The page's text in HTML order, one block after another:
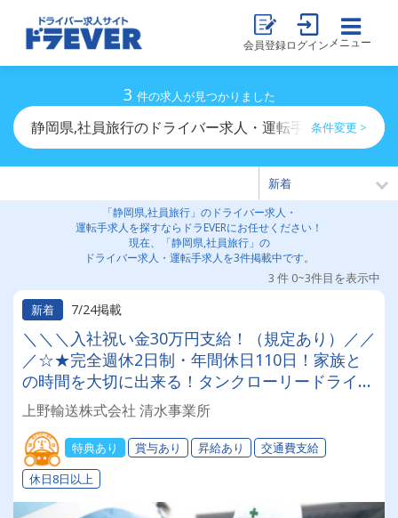
会員登録ログイン メニュー
3 件の求人が見つかりました
静岡県,社員旅行のドライバー求人・運転手求人一覧
条件変更 >
「静岡県,社員旅行」のドライバー求人・
運転手求人を探すならドラEVERにお任せください！
現在、「静岡県,社員旅行」の
ドライバー求人・運転手求人を3件掲載中です。
3 件 0~3件目を表示中
新着
7/24掲載
＼＼＼入社祝い金30万円支給！（規定あり）／／
／☆★完全週休2日制・年間休日110日！家族と
の時間を大切に出来る！タンクローリードライバ
ー募集★☆力作業ほぼナシ！体力的負荷が少ない
仕事内容と、賞与（年2回）・昇給・退職金制度
など充実の福利厚生で安定して長く続けられます
♪
上野輸送株式会社 清水事業所
特典あり 賞与あり 昇給あり
交通費支給
休日8日以上